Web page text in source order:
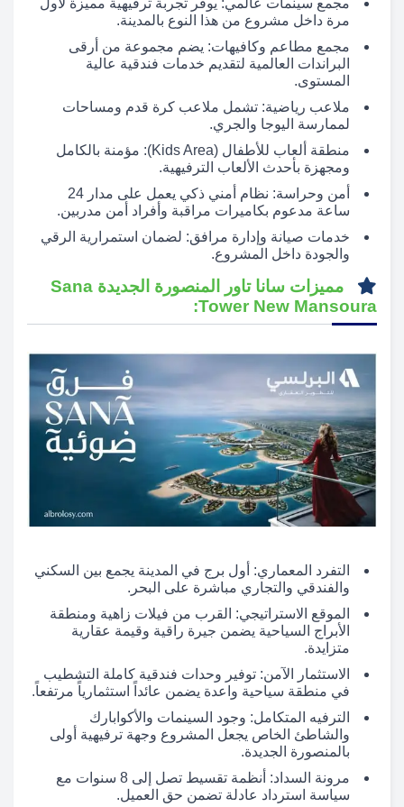
مجمع سينمات عالمي: يوفر تجربة ترفيهية مميزة لأول
مرة داخل مشروع من هذا النوع بالمدينة.
مجمع مطاعم وكافيهات: يضم مجموعة من أرقى
البراندات العالمية لتقديم خدمات فندقية عالية
المستوى.
ملاعب رياضية: تشمل ملاعب كرة قدم ومساحات
لممارسة اليوجا والجري.
منطقة ألعاب للأطفال (Kids Area): مؤمنة بالكامل
ومجهزة بأحدث الألعاب الترفيهية.
أمن وحراسة: نظام أمني ذكي يعمل على مدار 24
ساعة مدعوم بكاميرات مراقبة وأفراد أمن مدربين.
خدمات صيانة وإدارة مرافق: لضمان استمرارية الرقي
والجودة داخل المشروع.
مميزات سانا تاور المنصورة الجديدة Sana
Tower New Mansoura:
التفرد المعماري: أول برج في المدينة يجمع بين السكني
والفندقي والتجاري مباشرة على البحر.
الموقع الاستراتيجي: القرب من فيلات زاهية ومنطقة
الأبراج السياحية يضمن جيرة راقية وقيمة عقارية
متزايدة.
الاستثمار الآمن: توفير وحدات فندقية كاملة التشطيب
في منطقة سياحية واعدة يضمن عائداً استثمارياً مرتفعاً.
الترفيه المتكامل: وجود السينمات والأكوابارك
والشاطئ الخاص يجعل المشروع وجهة ترفيهية أولى
بالمنصورة الجديدة.
مرونة السداد: أنظمة تقسيط تصل إلى 8 سنوات مع
سياسة استرداد عادلة تضمن حق العميل.